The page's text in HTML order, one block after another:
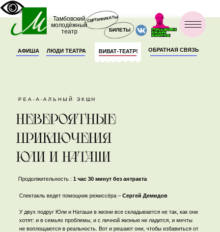
БИЛЕТЫ
СЕРТИФИКАТЫ
ЛЮДИ ТЕАТРА ОБРАТНАЯ СВЯЗЬ
Тамбовский
молодёжный
театр
АФИША ВИВАТ-ТЕАТР!
У двух подруг Юли и Наташи в жизни все складывается не так, как они
хотят: и в семьях проблемы, и с личной жизнью не ладится, и мечты
не воплощаются в реальность. Вот и решают они, чтобы избавиться от
РЕА-А-АЛЬНЫЙ ЭКШН
Продолжительность : 1 час 30 минут без антракта
Спектакль ведет помощник режиссёра – Сергей Демидов